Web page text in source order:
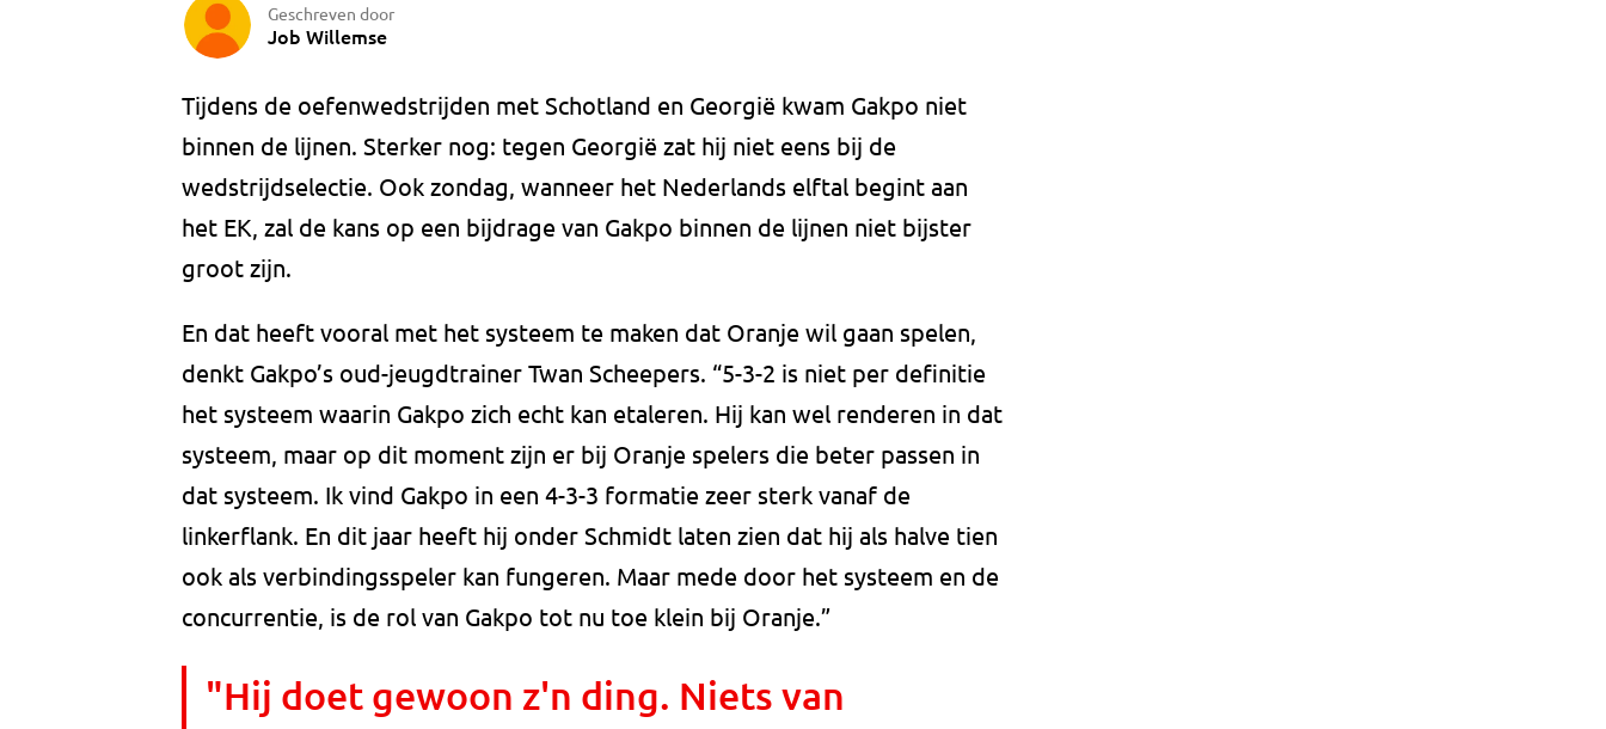
Geschreven door
Job Willemse
Tijdens de oefenwedstrijden met Schotland en Georgië kwam Gakpo niet
binnen de lijnen. Sterker nog: tegen Georgië zat hij niet eens bij de
wedstrijdselectie. Ook zondag, wanneer het Nederlands elftal begint aan
het EK, zal de kans op een bijdrage van Gakpo binnen de lijnen niet bijster
groot zijn.
En dat heeft vooral met het systeem te maken dat Oranje wil gaan spelen,
denkt Gakpo’s oud-jeugdtrainer Twan Scheepers. “5-3-2 is niet per definitie
het systeem waarin Gakpo zich echt kan etaleren. Hij kan wel renderen in dat
systeem, maar op dit moment zijn er bij Oranje spelers die beter passen in
dat systeem. Ik vind Gakpo in een 4-3-3 formatie zeer sterk vanaf de
linkerflank. En dit jaar heeft hij onder Schmidt laten zien dat hij als halve tien
ook als verbindingsspeler kan fungeren. Maar mede door het systeem en de
concurrentie, is de rol van Gakpo tot nu toe klein bij Oranje.”
"Hij doet gewoon z'n ding. Niets van